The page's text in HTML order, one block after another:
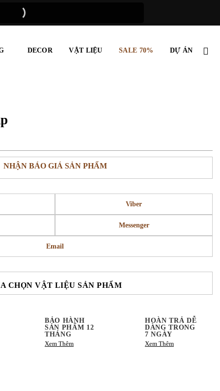
DECOR VẬT LIỆU SALE 70% DỰ ÁN
NHẬN BÁO GIÁ SẢN PHẨM
Viber
Messenger
Email
CHỌN VẬT LIỆU SẢN PHẨM
BẢO HÀNH
SẢN PHẨM 12
THÁNG
Xem Thêm
HOÀN TRẢ DỄ
DÀNG TRONG
7 NGÀY
Xem Thêm